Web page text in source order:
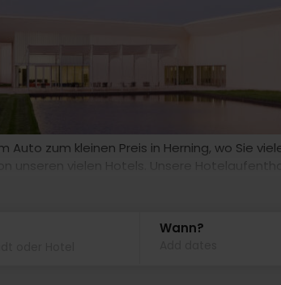
Auto zum kleinen Preis in Herning, wo Sie
unseren vielen Hotels. Unsere
Wann?